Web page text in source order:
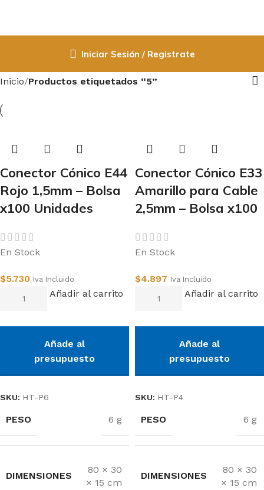
Iniciar Sesión / Registrate
Inicio Productos etiquetados “5”
Conector Cónico E44
Rojo 1,5mm – Bolsa
x100 Unidades
En Stock
$5.730 Iva Incluido
Añadir al carrito
Añade al
presupuesto
SKU: HT-P6
PESO 6 g
DIMENSIONES
80 × 30
× 15 cm
Conector Cónico E33
Amarillo para Cable
2,5mm – Bolsa x100
En Stock
$4.897 Iva Incluido
Añadir al carrito
Añade al
presupuesto
SKU: HT-P4
PESO 6 g
DIMENSIONES
80 × 30
× 15 cm